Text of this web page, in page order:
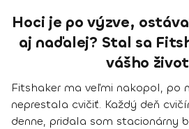
Hoci je po výzve,
aj naďalej? Stal sa
vášho
Fitshaker ma veľmi nakopol, po
neprestala cvičiť. Každý deň
denne, pridala som stacionárny